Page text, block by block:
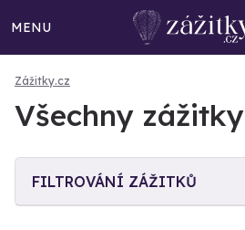
MENU
Zážitky.cz
Všechny zážitky
FILTROVÁNÍ ZÁŽITKŮ